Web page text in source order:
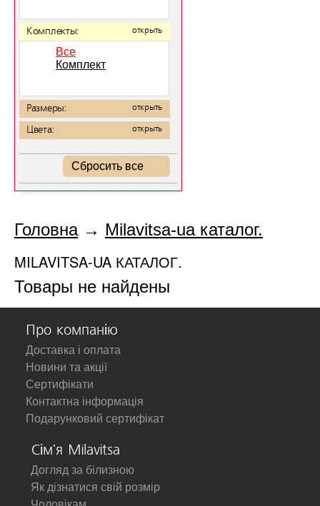
Комплекты: открыть
Все
Комплект
Размеры: открыть
Цвета: открыть
Сбросить все
Головна→ Milavitsa-ua каталог.
MILAVITSA-UA КАТАЛОГ.
Товары не найдены
Про компанію
Доставка і оплата
Новини та акції
Сертифікати
Контактна інформація
Подарунковий сертифікат
Сім'я Milavitsa
Догляд за білизною
Як дізнатися свій розмір